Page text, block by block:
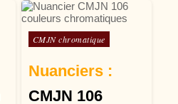
Posté dans
CMJN chromatique
Nuanciers :
CMJN 106